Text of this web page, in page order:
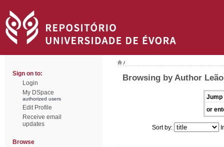
Sign on to:
Login
My DSpace
authorized users
Edit Profile
Receive email
updates
Browse
/
Browsing by Author
Jump
or
Sort by: